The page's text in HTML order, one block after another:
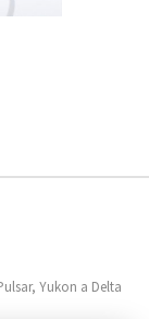
Yukon a Delta